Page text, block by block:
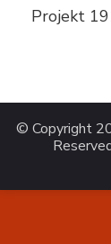
Projekt
© Copyright